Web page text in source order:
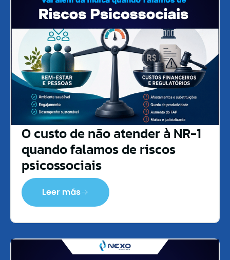
O custo de não atender à NR-1
quando falamos de riscos
psicossociais
Leer más